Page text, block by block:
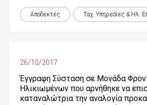
Αποδεκτές Ταχ. Υπηρεσίες & Ηλ.
26/10/2017
Έγγραφη Σύσταση σε Μονάδα
Ηλικιωμένων που αρνήθηκε να
καταναλώτρια την αναλογία